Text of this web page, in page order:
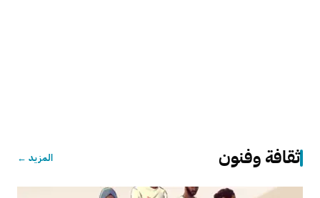
ثقافة وفنون المزيد ←